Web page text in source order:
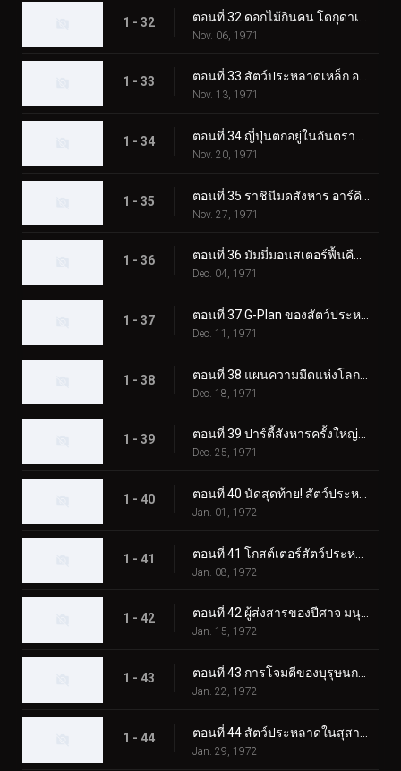
1 - 32
Nov. 06, 1971
1 - 33 ตอนที่ 33 สัตว์ประหลาดเหล็ก อาร์มาดิลอง
Nov. 13, 1971
1 - 34
Nov. 20, 1971
1 - 35
Nov. 27, 1971
1 - 36 ตอนที่ 36 มัมมี่มอนสเตอร์ฟื้นคืนชีพ อิยิปตัส
Dec. 04, 1971
1 - 37
Dec. 11, 1971
1 - 38
Dec. 18, 1971
1 - 39 ตอนที่ 39 ปาร์ตี้สังหารครั้งใหญ่ของมนุษย์หมาป่าปีศาจ
Dec. 25, 1971
1 - 40
Jan. 01, 1972
1 - 41
Jan. 08, 1972
1 - 42 ตอนที่ 42 ผู้ส่งสารของปีศาจ มนุษย์บินลึกลับ
Jan. 15, 1972
1 - 43
Jan. 22, 1972
1 - 44
Jan. 29, 1972